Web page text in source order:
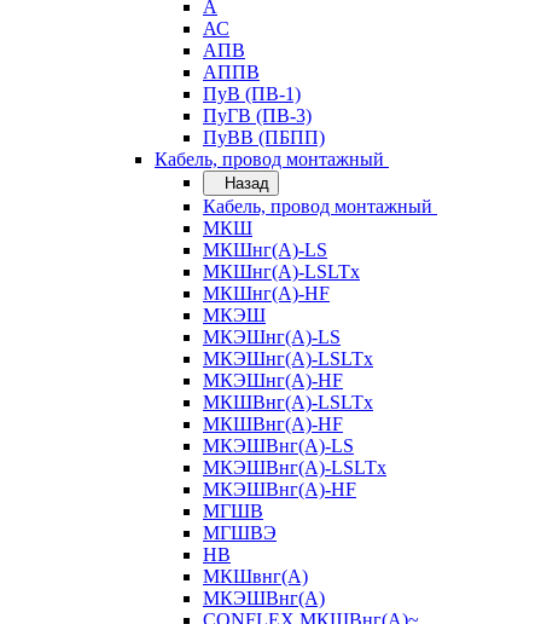
А
АС
АПВ
АППВ
ПуВ (ПВ-1)
ПуГВ (ПВ-3)
ПуВВ (ПБПП)
Кабель, провод монтажный
Назад
Кабель, провод монтажный
МКШ
МКШнг(А)-LS
МКШнг(А)-LSLTx
МКШнг(А)-HF
МКЭШ
МКЭШнг(А)-LS
МКЭШнг(А)-LSLTx
МКЭШнг(А)-HF
МКШВнг(A)-LSLTx
МКШВнг(А)-HF
МКЭШВнг(А)-LS
МКЭШВнг(A)-LSLTx
МКЭШВнг(А)-HF
МГШВ
МГШВЭ
НВ
МКШвнг(А)
МКЭШВнг(А)
CONFLEX МКШВнг(А)~